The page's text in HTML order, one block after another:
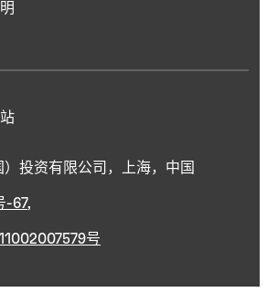
投资有限公司，上海，中国
-67,
号